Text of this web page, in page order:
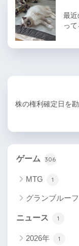
最近
っ
株の権利確定日を
ゲーム 306
MTG 1
グランブルー
ニュース 1
2026年 1